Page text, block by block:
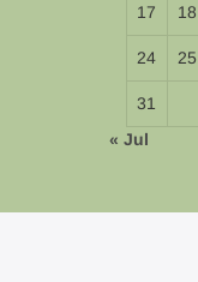
17 18
24 25
31
« Jul